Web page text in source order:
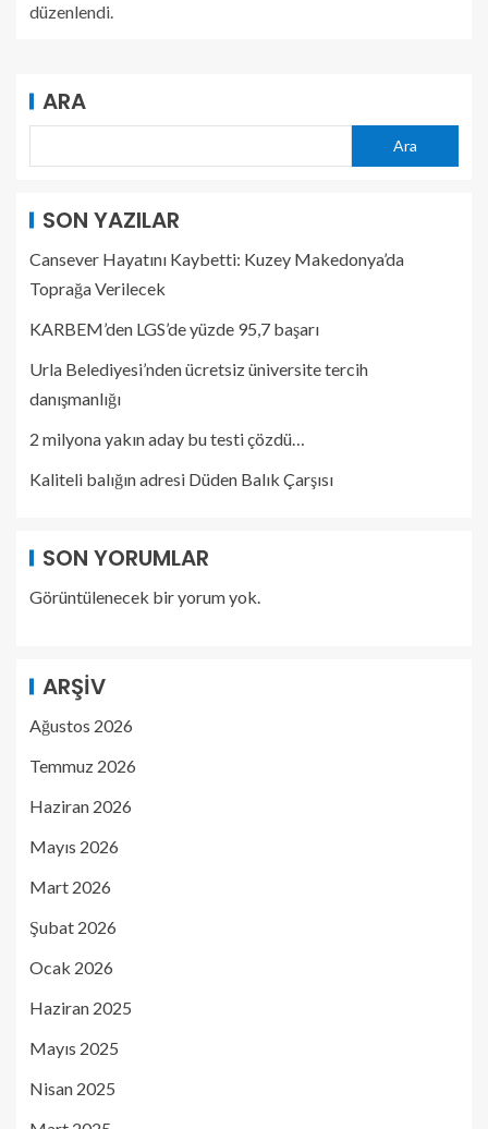
düzenlendi.
ARA
Ara
SON YAZILAR
Cansever Hayatını Kaybetti: Kuzey Makedonya’da
Toprağa Verilecek
KARBEM’den LGS’de yüzde 95,7 başarı
Urla Belediyesi’nden ücretsiz üniversite tercih
danışmanlığı
2 milyona yakın aday bu testi çözdü…
Kaliteli balığın adresi Düden Balık Çarşısı
SON YORUMLAR
Görüntülenecek bir yorum yok.
ARŞIV
Ağustos 2026
Temmuz 2026
Haziran 2026
Mayıs 2026
Mart 2026
Şubat 2026
Ocak 2026
Haziran 2025
Mayıs 2025
Nisan 2025